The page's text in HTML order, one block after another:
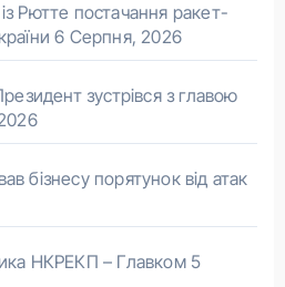
Рютте постачання ракет-
6 Серпня, 2026
зустрівся з главою
бізнесу порятунок від атак
НКРЕКП – Главком 5